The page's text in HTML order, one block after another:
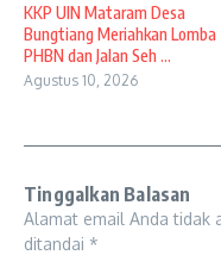
KKP UIN Mataram Desa
Bungtiang Meriahkan Lomba
PHBN dan Jalan Seh ...
Agustus 10, 2026
Tinggalkan Balasan
Alamat email Anda tidak
ditandai *